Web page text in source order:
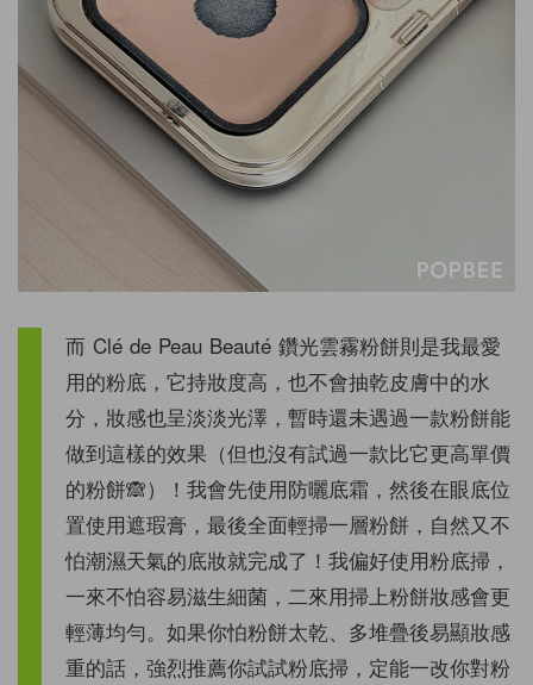
而 Clé de Peau Beauté 鑽光雲霧粉餅則是我最愛
用的粉底，它持妝度高，也不會抽乾皮膚中的水
分，妝感也呈淡淡光澤，暫時還未遇過一款粉餅能
做到這樣的效果（但也沒有試過一款比它更高單價
的粉餅🙈）！我會先使用防曬底霜，然後在眼底位
置使用遮瑕膏，最後全面輕掃一層粉餅，自然又不
怕潮濕天氣的底妝就完成了！我偏好使用粉底掃，
一來不怕容易滋生細菌，二來用掃上粉餅妝感會更
輕薄均勻。如果你怕粉餅太乾、多堆疊後易顯妝感
重的話，強烈推薦你試試粉底掃，定能一改你對粉